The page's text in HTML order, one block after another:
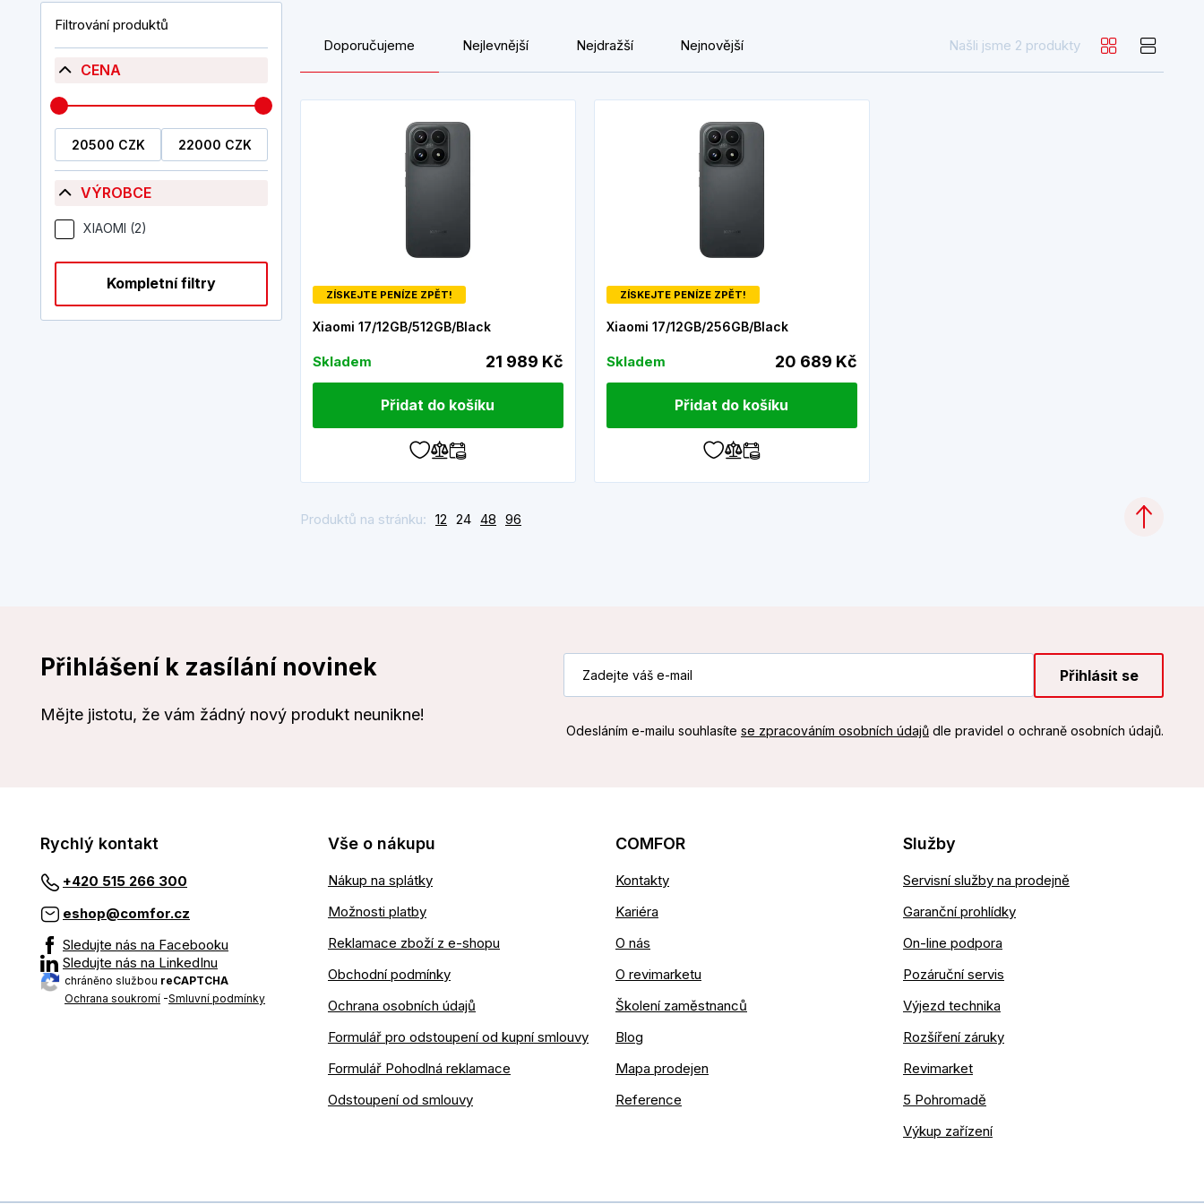
Filtrování produktů
CENA
VÝROBCE
XIAOMI (2)
Kompletní filtry
Doporučujeme Nejlevnější Nejdražší Nejnovější Našli jsme 2 produkty
ZÍSKEJTE PENÍZE ZPĚT!
Xiaomi 17/12GB/512GB/Black
Skladem 21 989 Kč
Přidat do košíku
ZÍSKEJTE PENÍZE ZPĚT!
Xiaomi 17/12GB/256GB/Black
Skladem 20 689 Kč
Přidat do košíku
Produktů na stránku: 12 24 48 96
Přihlášení k zasílání novinek
Mějte jistotu, že vám žádný nový produkt neunikne!
Přihlásit se
Odesláním e-mailu souhlasíte se zpracováním osobních údajůdle pravidel o ochraně osobních údajů.
Rychlý kontakt
+420 515 266 300
eshop@comfor.cz
Sledujte nás na Facebooku
Sledujte nás na LinkedInu
chráněno službou reCAPTCHA
Ochrana soukromí -Smluvní podmínky
Vše o nákupu
Nákup na splátky
Možnosti platby
Reklamace zboží z e-shopu
Obchodní podmínky
Ochrana osobních údajů
Formulář pro odstoupení od kupní smlouvy
Formulář Pohodlná reklamace
Odstoupení od smlouvy
COMFOR
Kontakty
Kariéra
O nás
O revimarketu
Školení zaměstnanců
Blog
Mapa prodejen
Reference
Služby
Servisní služby na prodejně
Garanční prohlídky
On-line podpora
Pozáruční servis
Výjezd technika
Rozšíření záruky
Revimarket
5 Pohromadě
Výkup zařízení